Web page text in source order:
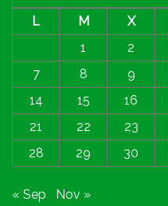
L
M X
1
2
7
8 9
14
15 16
21
22 23
28
29 30
« Sep Nov »